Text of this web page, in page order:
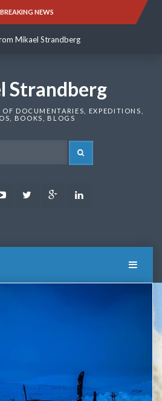
BREAKING NEWS
Mikael Strandberg
Mikael Strandberg
Strandberg
DOCUMENTARIES, EXPEDITIONS,
BOOKS, BLOGS
YoutubeTwitter Google